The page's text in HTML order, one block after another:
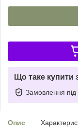
Що таке купити
Замовлення під
Опис